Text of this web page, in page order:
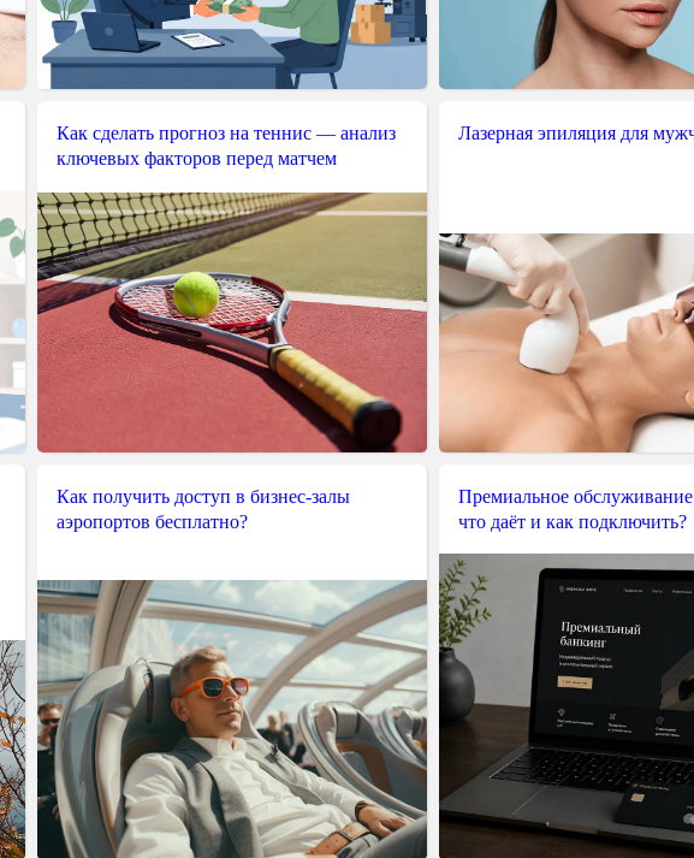
Как сделать прогноз на теннис — анализ
ключевых факторов перед матчем
Лазерная эпиляция для
Как получить доступ в бизнес-залы
аэропортов бесплатно?
Премиальное
что даёт и как подключить?